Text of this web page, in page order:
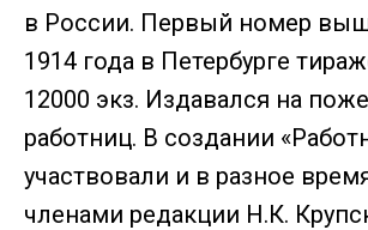
в России. Первый номер
1914 года в Петербурге
12000 экз. Издавался на
работниц. В создании
участвовали и в разное
членами редакции Н.К.